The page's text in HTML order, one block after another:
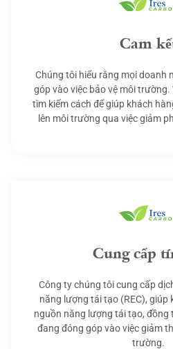
Cam
Chúng tôi hiểu rằng mọi doanh
góp vào việc bảo vệ môi trường.
tìm kiếm cách để giúp khách
lên môi trường qua việc giảm
Cung cấp
Công ty chúng tôi cung cấp
năng lượng tái tạo (REC), giúp
nguồn năng lượng tái tạo, đồng
đang đóng góp vào việc giảm
trường.